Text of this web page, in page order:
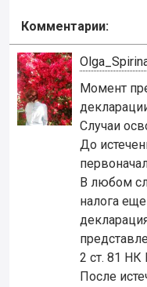
Комментарии:
Момент
Случаи
До
В любом
налога
2 ст. 81
После